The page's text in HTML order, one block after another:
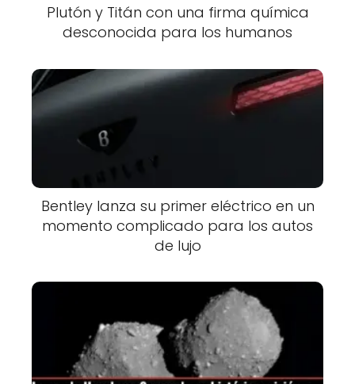
Plutón y Titán con una firma química
desconocida para los humanos
Bentley lanza su primer eléctrico en un
momento complicado para los autos
de lujo